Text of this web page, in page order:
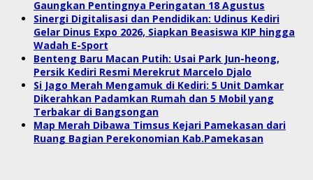
Gaungkan Pentingnya Peringatan 18 Agustus
Sinergi Digitalisasi dan Pendidikan: Udinus Kediri
Gelar Dinus Expo 2026, Siapkan Beasiswa KIP hingga
Wadah E-Sport
Benteng Baru Macan Putih: Usai Park Jun-heong,
Persik Kediri Resmi Merekrut Marcelo Djalo
Si Jago Merah Mengamuk di Kediri: 5 Unit Damkar
Dikerahkan Padamkan Rumah dan 5 Mobil yang
Terbakar di Bangsongan
Map Merah Dibawa Timsus Kejari Pamekasan dari
Ruang Bagian Perekonomian Kab.Pamekasan